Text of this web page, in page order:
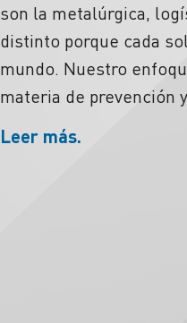
son la metalúrgica,
distinto porque cada
mundo. Nuestro
materia de prevención
Leer más.